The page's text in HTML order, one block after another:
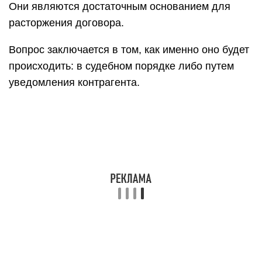
Они являются достаточным основанием для
расторжения договора.
Вопрос заключается в том, как именно оно будет
происходить: в судебном порядке либо путем
уведомления контрагента.